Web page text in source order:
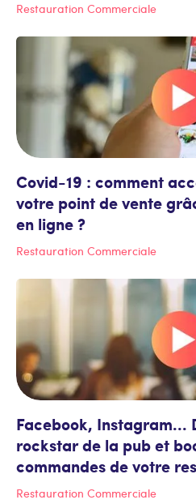
Restauration Commerciale
Restauration Commerciale
Covid-19 : comment
votre point de vente
en ligne ?
Restauration Commerciale
Facebook, Instagram...
rockstar de la pub et
commandes de votre